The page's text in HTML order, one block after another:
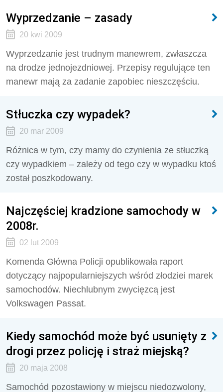
Wyprzedzanie – zasady
20 kwi 2009
Wyprzedzanie jest trudnym manewrem, zwłaszcza
na drodze jednojezdniowej. Przepisy regulujące ten
manewr mają za zadanie zapobiec nieszczęściu.
Stłuczka czy wypadek?
20 mar 2009
Różnica w tym, czy mamy do czynienia ze stłuczką
czy wypadkiem – zależy od tego czy w wypadku ktoś
został poszkodowany.
Najczęściej kradzione samochody w
2008r.
02 lut 2009
Komenda Główna Policji opublikowała raport
dotyczący najpopularniejszych wśród złodziei marek
samochodów. Niechlubnym zwycięzcą jest
Volkswagen Passat.
Kiedy samochód może być usunięty z
drogi przez policję i straż miejską?
20 maja 2008
Samochód pozostawiony w miejscu niedozwolony,